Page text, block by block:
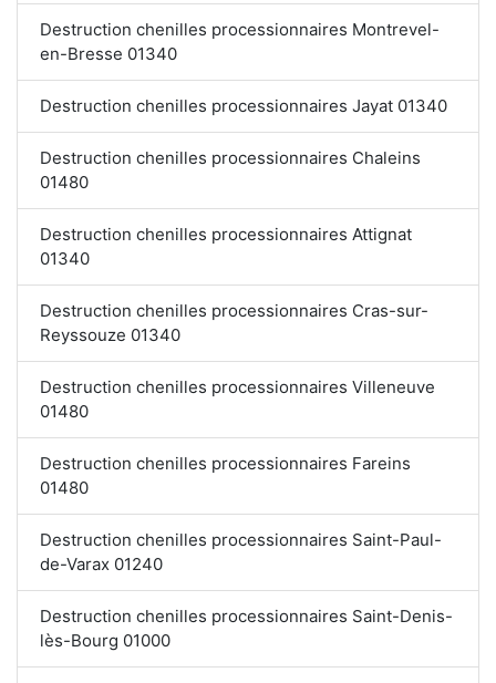
Destruction chenilles processionnaires Montrevel-
en-Bresse 01340
Destruction chenilles processionnaires Jayat 01340
Destruction chenilles processionnaires Chaleins
01480
Destruction chenilles processionnaires Attignat
01340
Destruction chenilles processionnaires Cras-sur-
Reyssouze 01340
Destruction chenilles processionnaires Villeneuve
01480
Destruction chenilles processionnaires Fareins
01480
Destruction chenilles processionnaires Saint-Paul-
de-Varax 01240
Destruction chenilles processionnaires Saint-Denis-
lès-Bourg 01000